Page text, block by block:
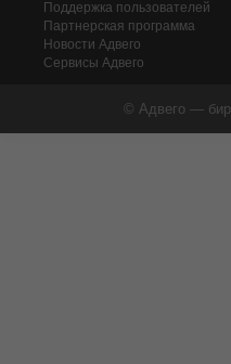
Поддержка пользователей
Партнерская программа
Новости Адвего
Сервисы Адвего
© Адвего —